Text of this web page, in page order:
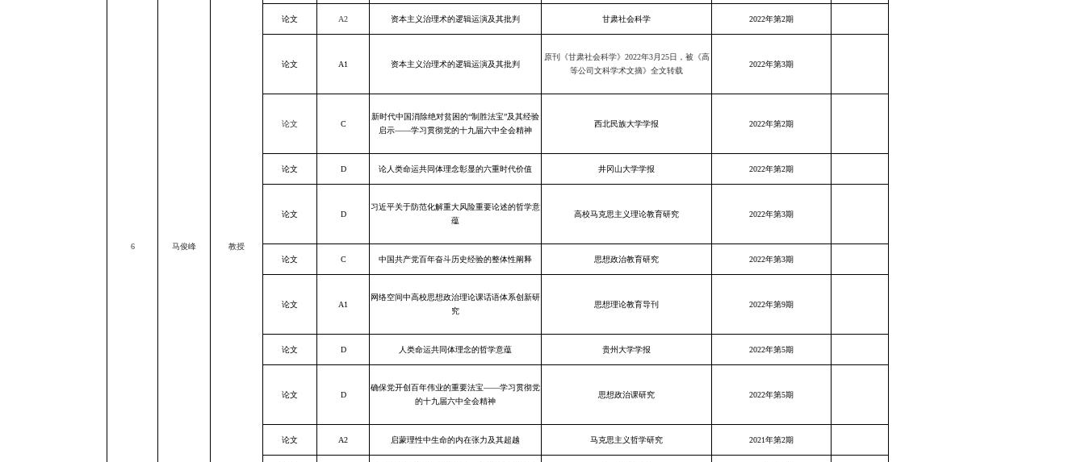
6 马俊峰 教授
论文 A2 资本主义治理术的逻辑运演及其批判 甘肃社会科学 2022年第2期
论文 A1 资本主义治理术的逻辑运演及其批判
原刊《甘肃社会科学》2022年3月25日，被《高
等公司文科学术文摘》全文转载
2022年第3期
论文 C
新时代中国消除绝对贫困的“制胜法宝”及其经验
启示——学习贯彻党的十九届六中全会精神
西北民族大学学报 2022年第2期
论文 D 论人类命运共同体理念彰显的六重时代价值 井冈山大学学报 2022年第2期
论文 D
习近平关于防范化解重大风险重要论述的哲学意
蕴
高校马克思主义理论教育研究 2022年第3期
论文 C 中国共产党百年奋斗历史经验的整体性阐释 思想政治教育研究 2022年第3期
论文 A1
网络空间中高校思想政治理论课话语体系创新研
究
思想理论教育导刊 2022年第9期
论文 D 人类命运共同体理念的哲学意蕴 贵州大学学报 2022年第5期
论文 D
确保党开创百年伟业的重要法宝——学习贯彻党
的十九届六中全会精神
思想政治课研究 2022年第5期
论文 A2 启蒙理性中生命的内在张力及其超越 马克思主义哲学研究 2021年第2期